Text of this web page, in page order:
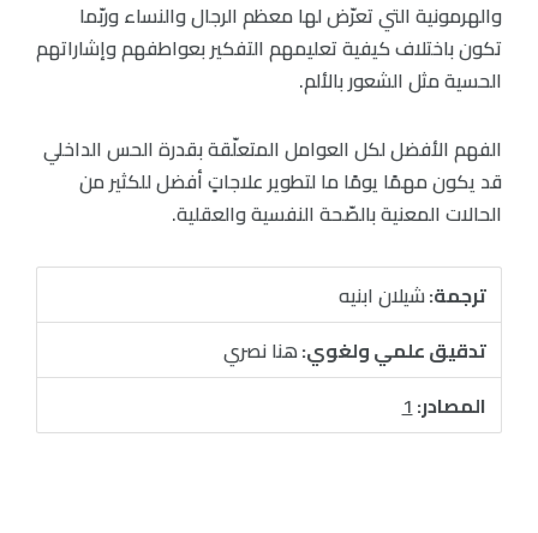
والهرمونية التي تعرّض لها معظم الرجال والنساء وربّما
تكون باختلاف كيفية تعليمهم التفكير بعواطفهم وإشاراتهم
الحسية مثل الشعور بالألم.
الفهم الأفضل لكل العوامل المتعلّقة بقدرة الحس الداخلي
قد يكون مهمًا يومًا ما لتطوير علاجاتٍ أفضل للكثير من
الحالات المعنية بالصّحة النفسية والعقلية.
ترجمة:شيلان ابنيه
تدقيق علمي ولغوي:هنا نصري
المصادر:1